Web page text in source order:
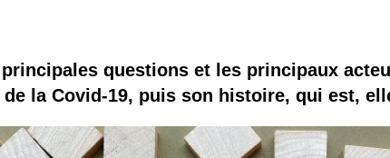
Quels sont les avantages et les inconvénients des
questions et les principaux
la Covid-19, puis son histoire, qui est,